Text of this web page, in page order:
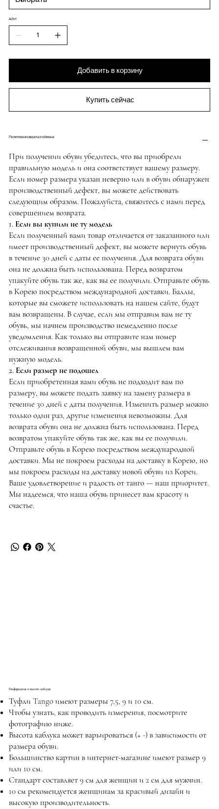
Adet
Добавить в корзину
Купить сейчас
Политика возврата и обмена
При получении обуви убедитесь, что вы приобрели
правильную модель и она соответствует вашему размеру.
Если номер размера указан неверно или в обуви обнаружен
производственный дефект, вы можете действовать
следующим образом. Пожалуйста, свяжитесь с нами перед
совершением возврата.
1. Если вы купили не ту модель
Если полученный вами товар отличается от заказанного или
имеет производственный дефект, вы можете вернуть обувь
в течение 30 дней с даты ее получения. Для возврата обуви
она не должна быть использована. Перед возвратом
упакуйте обувь так же, как вы ее получили. Отправьте обувь
в Корею посредством международной доставки. Баллы,
которые вы сможете использовать на нашем сайте, будут
вам возвращены. В случае, если мы отправим вам не ту
обувь, мы начнем производство немедленно после
уведомления. Как только вы отправите нам номер
отслеживания возвращенной обуви, мы вышлем вам
нужную модель.
2. Если размер не подошел
Если приобретенная вами обувь не подходит вам по
размеру, вы можете подать заявку на замену размера в
течение 30 дней с даты получения. Изменить размер можно
только один раз, другие изменения невозможны. Для
возврата обуви она не должна быть использована. Перед
возвратом упакуйте обувь так же, как вы ее получили.
Отправьте обувь в Корею посредством международной
доставки. Мы не покроем расходы на доставку в Корею, но
мы покроем расходы на доставку новой обуви из Кореи.
Ваше удовлетворение и радость от танго — наш приоритет.
Мы надеемся, что наша обувь принесет вам красоту и
счастье.
Информация о высоте каблука
Туфли Tango имеют размеры 7,5, 9 и 10 см.
Чтобы узнать, как проводить измерения, посмотрите
фотографию ниже.
Высота каблука может варьироваться (+ -) в зависимости от
размера обуви.
Большинство картин в интернет-магазине имеют размер 9
или 10 см.
Стандарт составляет 9 см для женщин и 2 см для мужчин.
10 см рекомендуется женщинам за красивый дизайн и
высокую производительность.